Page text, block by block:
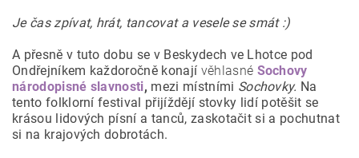
Je čas zpívat, hrát, tancovat a vesele se smát :)
A přesně v tuto dobu se v Beskydech ve Lhotce pod
Ondřejníkem každoročně konají věhlasné Sochovy
národopisné slavnosti, mezi místními Sochovky. Na
tento folklorní festival přijíždějí stovky lidí potěšit se
krásou lidových písní a tanců, zaskotačit si a pochutnat
si na krajových dobrotách.